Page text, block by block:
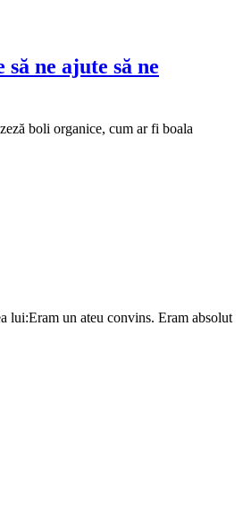
ne ajute să ne
boli organice, cum ar fi boala
lui:Eram un ateu convins. Eram absolut